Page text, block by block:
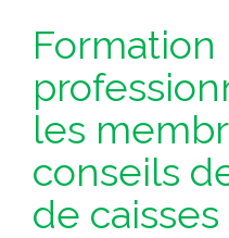
Formation
les
conseils
de